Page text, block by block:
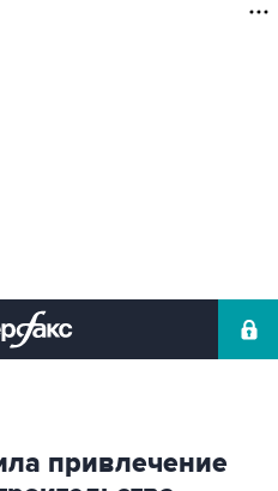
привлечение